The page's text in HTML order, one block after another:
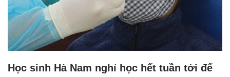
Học sinh Hà Nam nghỉ học hết tuần tới để